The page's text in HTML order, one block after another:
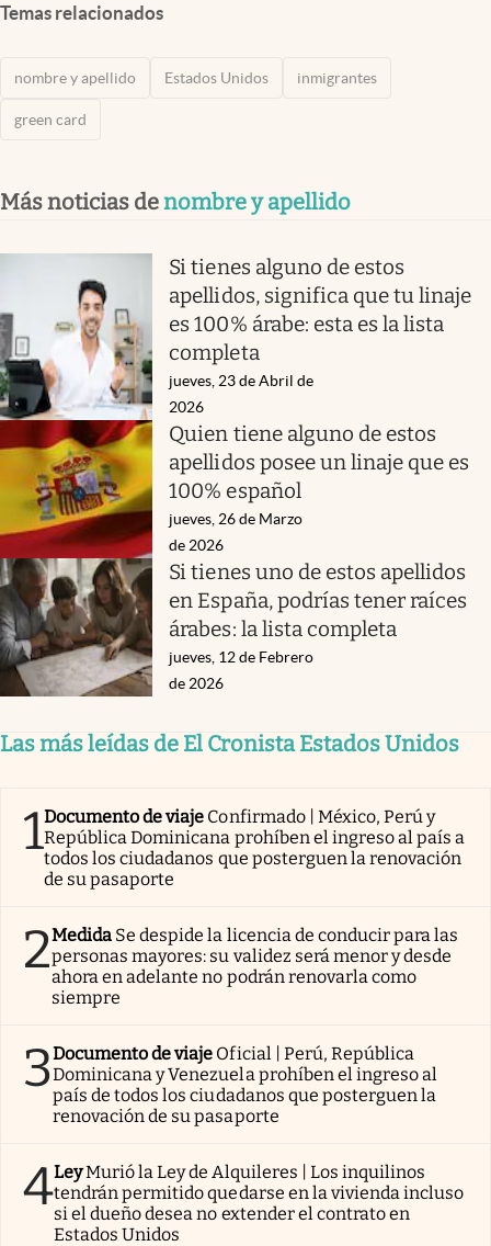
Temas relacionados
nombre y apellido Estados Unidos inmigrantes
green card
Más noticias denombre y apellido
Si tienes alguno de estos
apellidos, significa que tu linaje
es 100% árabe: esta es la lista
completa
jueves, 23 de Abril de
2026
Quien tiene alguno de estos
apellidos posee un linaje que es
100% español
jueves, 26 de Marzo
de 2026
Si tienes uno de estos apellidos
en España, podrías tener raíces
árabes: la lista completa
jueves, 12 de Febrero
de 2026
Las más leídas de El Cronista Estados Unidos
1Documento de viaje Confirmado | México, Perú y
República Dominicana prohíben el ingreso al país a
todos los ciudadanos que posterguen la renovación
de su pasaporte
2Medida Se despide la licencia de conducir para las
personas mayores: su validez será menor y desde
ahora en adelante no podrán renovarla como
siempre
3Documento de viaje Oficial | Perú, República
Dominicana y Venezuela prohíben el ingreso al
país de todos los ciudadanos que posterguen la
renovación de su pasaporte
4LeyMurió la Ley de Alquileres | Los inquilinos
tendrán permitido quedarse en la vivienda incluso
si el dueño desea no extender el contrato en
Estados Unidos